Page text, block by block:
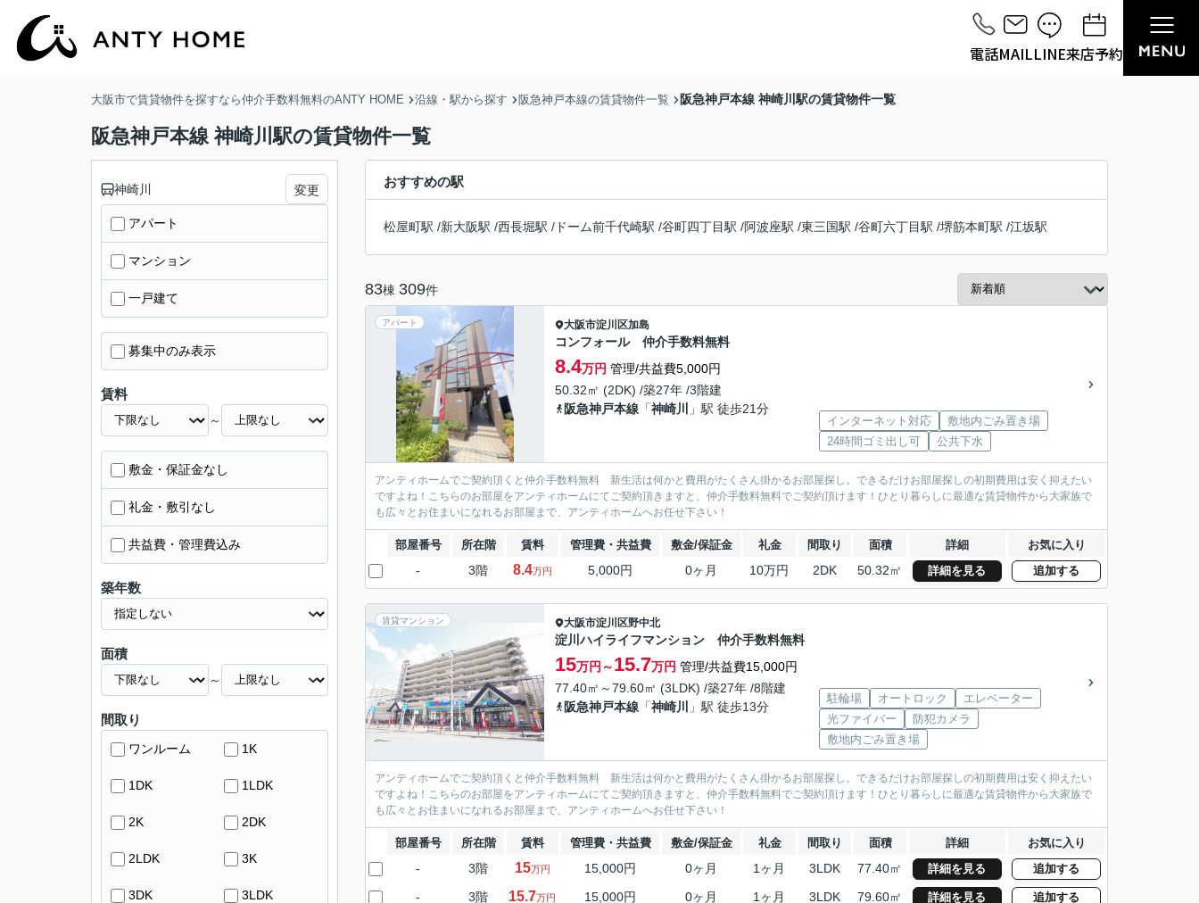
電話MAILLINE来店予約
大阪市で賃貸物件を探すなら仲介手数料無料のANTY HOME 沿線・駅から探す 阪急神戸本線の賃貸物件一覧 阪急神戸本線 神崎川駅の賃貸物件一覧
阪急神戸本線 神崎川駅の賃貸物件一覧
おすすめの駅
松屋町駅 /新大阪駅 /西長堀駅 / ドーム前千代崎駅 /谷町四丁目駅 /阿波座駅 /東三国駅 /谷町六丁目駅 /堺筋本町駅 /江坂駅
83棟 309件
アパート 大阪市淀川区加島
コンフォール 仲介手数料無料
8.4万円 管理/共益費5,000円
50.32㎡ (2DK) /築27年 /3階建
阪急神戸本線 「神崎川 」駅 徒歩21分
インターネット対応
敷地内ごみ置き場
24時間ゴミ出し可
公共下水
アンティホームでご契約頂くと仲介手数料無料 新生活は何かと費用がたくさん掛かるお部屋探し。できるだけお部屋探しの初期費用は安く抑えたい
ですよね！こちらのお部屋をアンティホームにてご契約頂きますと、仲介手数料無料でご契約頂けます！ひとり暮らしに最適な賃貸物件から大家族で
も広々とお住まいになれるお部屋まで、アンティホームへお任せ下さい！
部屋番号 所在階 賃料 管理費・共益費 敷金/保証金 礼金 間取り 面積 詳細 お気に入り
- 3階 8.4万円 5,000円 0ヶ月 10万円 2DK 50.32㎡ 詳細を見る 追加する
賃貸マンション 大阪市淀川区野中北
淀川ハイライフマンション 仲介手数料無料
15万円～15.7万円 管理/共益費15,000円
77.40㎡～79.60㎡ (3LDK) /築27年 /8階建
阪急神戸本線 「神崎川 」駅 徒歩13分
駐輪場 オートロック
エレベーター
光ファイバー
防犯カメラ
敷地内ごみ置き場
アンティホームでご契約頂くと仲介手数料無料 新生活は何かと費用がたくさん掛かるお部屋探し。できるだけお部屋探しの初期費用は安く抑えたい
ですよね！こちらのお部屋をアンティホームにてご契約頂きますと、仲介手数料無料でご契約頂けます！ひとり暮らしに最適な賃貸物件から大家族で
も広々とお住まいになれるお部屋まで、アンティホームへお任せ下さい！
部屋番号 所在階 賃料 管理費・共益費 敷金/保証金 礼金 間取り 面積 詳細 お気に入り
- 3階 15万円 15,000円 0ヶ月 1ヶ月 3LDK 77.40㎡ 詳細を見る 追加する
- 3階 15.7万円 15,000円 0ヶ月 1ヶ月 3LDK 79.60㎡ 詳細を見る 追加する
神崎川 変更
アパート
マンション
一戸建て
募集中のみ表示
賃料
～
敷金・保証金なし
礼金・敷引なし
共益費・管理費込み
築年数
面積
～
間取り
ワンルーム 1K
1DK 1LDK
2K 2DK
2LDK 3K
3DK 3LDK